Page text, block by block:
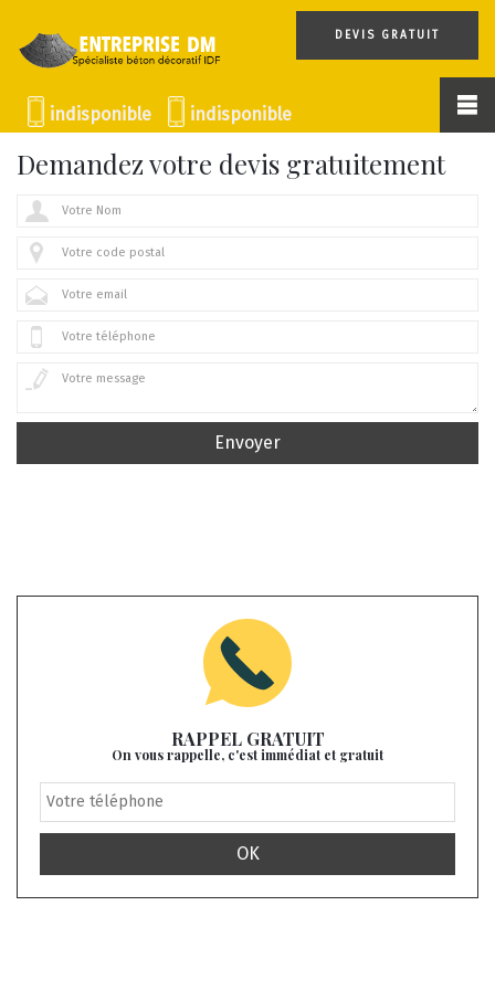
DEVIS GRATUIT
indisponible indisponible
Demandez votre devis gratuitement
RAPPEL GRATUIT
On vous rappelle, c'est immédiat et gratuit